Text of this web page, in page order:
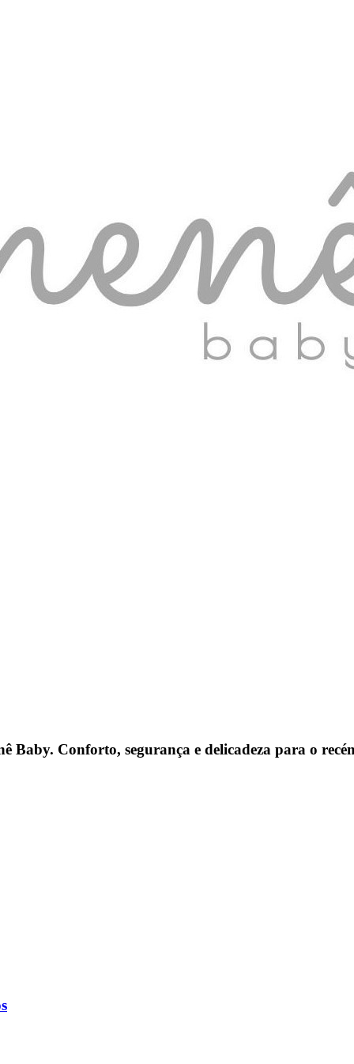
Baby. Conforto, segurança e delicadeza para o